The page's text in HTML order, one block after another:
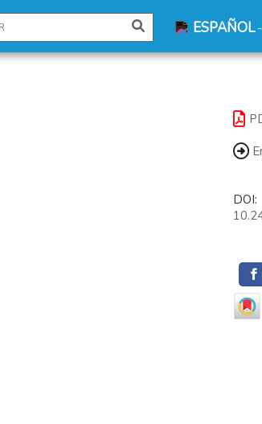
ESPAÑOL-
DOI: